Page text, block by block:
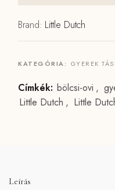
Brand: Little Dutch
KATEGÓRIA: GYEREK
Címkék: bölcsi-ovi ,
Little Dutch , Little
Leírás